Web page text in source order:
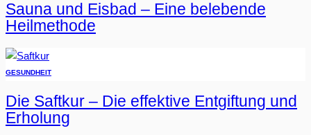
Sauna und Eisbad – Eine belebende
Heilmethode
GESUNDHEIT
Die Saftkur – Die effektive Entgiftung und
Erholung